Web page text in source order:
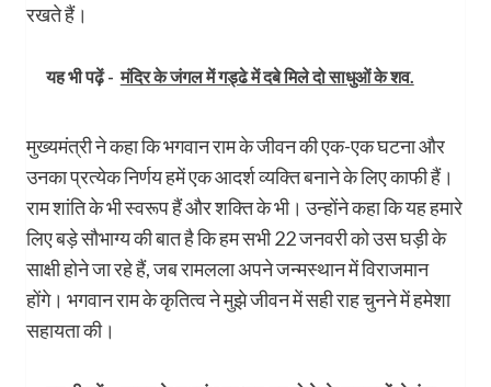
रखते हैं।
यह भी पढ़ें - मंदिर के जंगल में गड्ढे में दबे मिले दो साधुओं के शव.
मुख्यमंत्री ने कहा कि भगवान राम के जीवन की एक-एक घटना और
उनका प्रत्येक निर्णय हमें एक आदर्श व्यक्ति बनाने के लिए काफी हैं।
राम शांति के भी स्वरूप हैं और शक्ति के भी। उन्होंने कहा कि यह हमारे
लिए बड़े सौभाग्य की बात है कि हम सभी 22 जनवरी को उस घड़ी के
साक्षी होने जा रहे हैं, जब रामलला अपने जन्मस्थान में विराजमान
होंगे। भगवान राम के कृतित्व ने मुझे जीवन में सही राह चुनने में हमेशा
सहायता की।